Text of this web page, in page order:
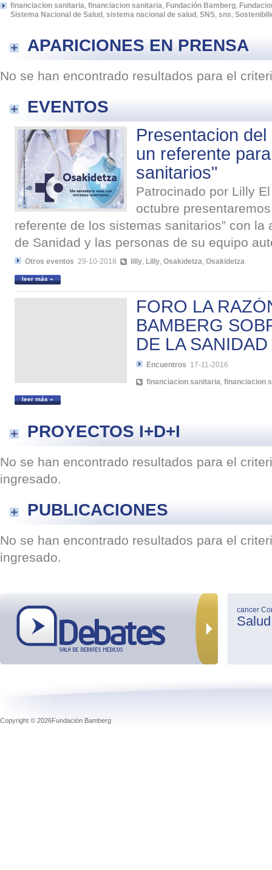
financiacion sanitaria financiacion sanitaria Fundación Bamberg
Sistema Nacional de Salud sistema nacional de salud SNS sns
APARICIONES EN PRENSA
No se han encontrado resultados para el
EVENTOS
Presentacion
un referente
sanitarios"
Patrocinado por Lilly
octubre
referente de los sistemas sanitarios” con la
de Sanidad y las personas de su equipo
Otros eventos 29-10-2018 lilly, Lilly, Osakidetza, Osakidetza
leer más »
FORO LA
BAMBERG
DE LA SANIDAD
Encuentros 17-11-2016
financiacion sanitaria, financiacion
leer más »
PROYECTOS I+D+I
No se han encontrado resultados para el
ingresado.
PUBLICACIONES
No se han encontrado resultados para el
ingresado.
cancer
Salud
Copyright © 2026Fundación Bamberg